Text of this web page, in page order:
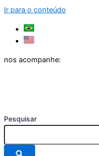
Ir para o conteúdo
nos acompanhe:
Pesquisar